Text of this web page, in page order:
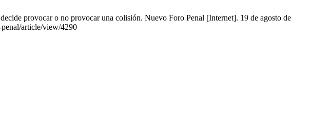
provocar o no provocar una colisión. Nuevo Foro Penal [Internet]. 19 de agosto de
article/view/4290